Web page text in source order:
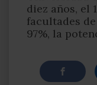
diez años, el
facultades
97%, la